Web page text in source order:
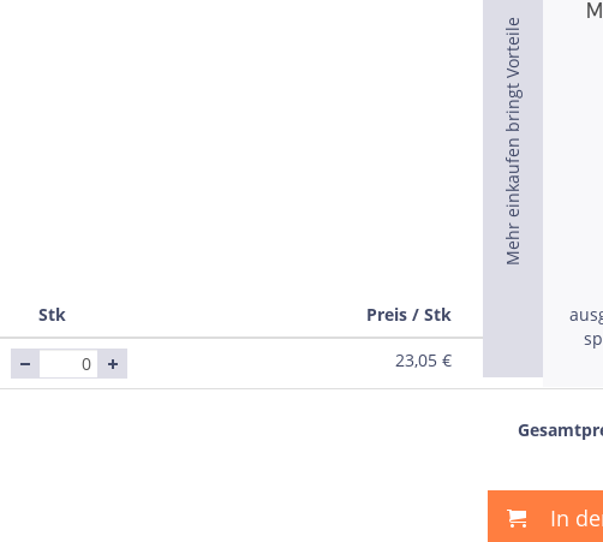
Stk Preis / Stk
23,05 €
In
Mehr einkaufen bringt Vorteile